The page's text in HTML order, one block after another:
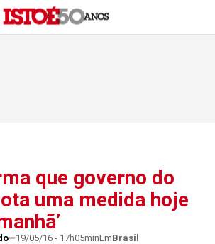
que governo do
uma medida hoje
19/05/16 - 17h05minEmBrasil